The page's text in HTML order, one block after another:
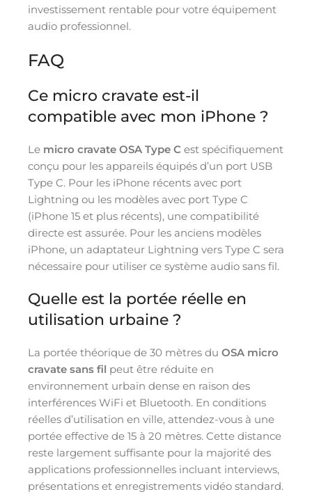
investissement rentable pour votre équipement
audio professionnel.
FAQ
Ce micro cravate est-il
compatible avec mon iPhone ?
Le micro cravate OSA Type C est spécifiquement
conçu pour les appareils équipés d’un port USB
Type C. Pour les iPhone récents avec port
Lightning ou les modèles avec port Type C
(iPhone 15 et plus récents), une compatibilité
directe est assurée. Pour les anciens modèles
iPhone, un adaptateur Lightning vers Type C sera
nécessaire pour utiliser ce système audio sans fil.
Quelle est la portée réelle en
utilisation urbaine ?
La portée théorique de 30 mètres du OSA micro
cravate sans fil peut être réduite en
environnement urbain dense en raison des
interférences WiFi et Bluetooth. En conditions
réelles d’utilisation en ville, attendez-vous à une
portée effective de 15 à 20 mètres. Cette distance
reste largement suffisante pour la majorité des
applications professionnelles incluant interviews,
présentations et enregistrements vidéo standard.